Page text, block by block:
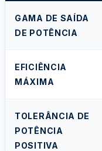
GAMA DE SAÍDA
DE POTÊNCIA
EFICIÊNCIA
MÁXIMA
TOLERÂNCIA DE
POTÊNCIA
POSITIVA